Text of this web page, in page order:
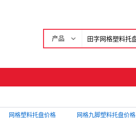
产品
网格塑料托盘价格 网格九脚塑料托盘价格